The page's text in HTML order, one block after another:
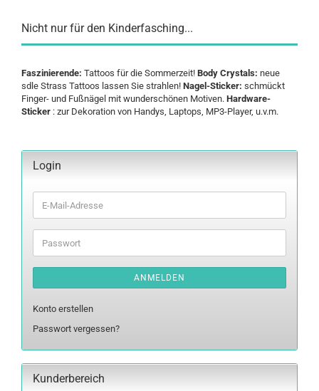
Nicht nur für den Kinderfasching...
Faszinierende: Tattoos für die Sommerzeit! Body Crystals: neue
sdle Strass Tattoos lassen Sie strahlen! Nagel-Sticker: schmückt
Finger- und Fußnägel mit wunderschönen Motiven. Hardware-
Sticker : zur Dekoration von Handys, Laptops, MP3-Player, u.v.m.
Login
E-
Mail-
Adresse
Passwort
ANMELDEN
Konto erstellen
Passwort vergessen?
Kunderbereich